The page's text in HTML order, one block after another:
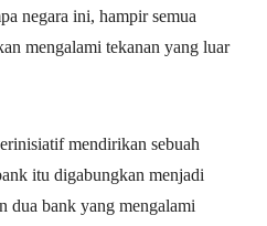
negara ini, hampir semua
mengalami tekanan yang luar
mendirikan sebuah
itu digabungkan menjadi
dua bank yang mengalami